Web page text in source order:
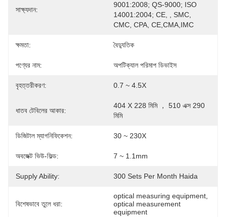
সাক্ষ্যদান:
9001:2008; QS-9000; ISO
14001:2004; CE, , SMC,
CMC, CPA, CE,CMA,IMC
ক্ষমতা: বৈদ্যুতিক
পণ্যের নাম: অপটিক্যাল পরিমাপ ডিভাইস
বৃহত্তরীকরণ: 0.7 ~ 4.5X
ধাতব টেবিলের আকার:
404 X 228 মিমি ， 510 এক্স 290
মিমি
ডিজিটাল ম্যাগনিফিকেশন: 30 ~ 230X
অবজেক্ট ভিউ-ফিল্ড: 7 ~ 1.1mm
Supply Ability: 300 Sets Per Month Haida
বিশেষভাবে তুলে ধরা:
optical measuring equipment
optical measurement
equipment